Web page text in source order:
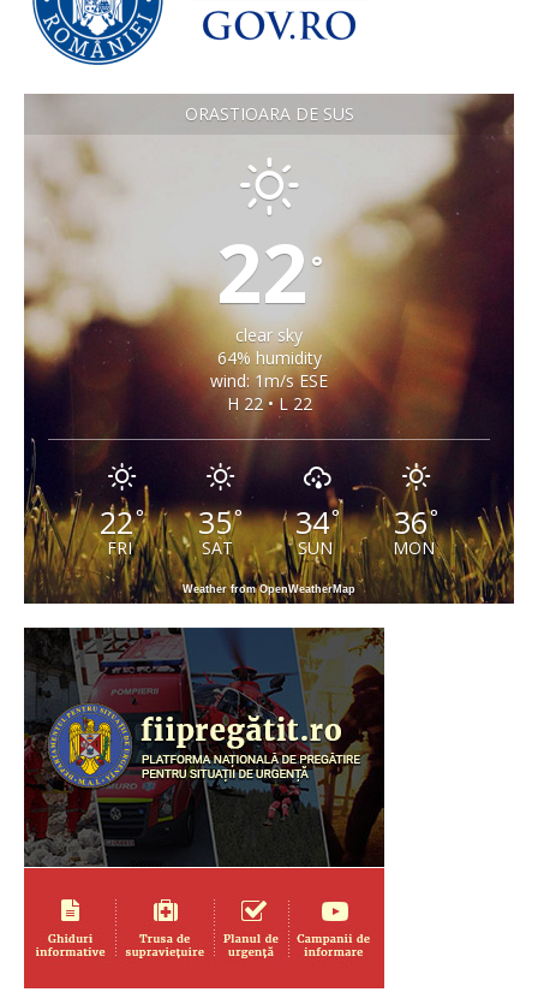
ORASTIOARA DE SUS
22 °
clear sky
64% humidity
wind: 1m/s ESE
H 22 • L 22
22°
FRI
35°
SAT
34°
SUN
36°
MON
Weather from OpenWeatherMap